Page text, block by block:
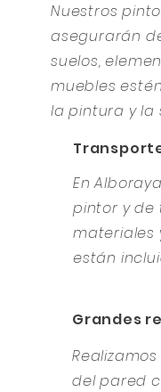
Nuestros
asegurarán
suelos,
muebles
la pintura y la
En
pintor y de
materiales
están
Grandes
del pared